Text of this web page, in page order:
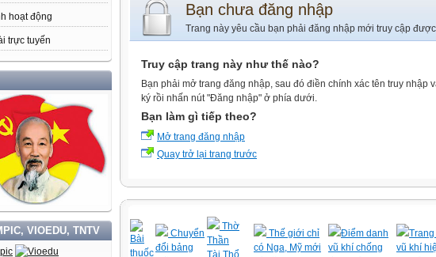
hoạt động
trực tuyến
HỌC TẬP VÀ LÀM THEO TƯ TƯỞNG, ĐẠO ĐỨC, PHONG CÁCH HỒ CHÍ MINH
VIOEDU, TNTV
Bạn chưa đăng nhập
Trang này yêu cầu bạn phải đăng nhập mới truy cập
Truy cập trang này như thế nào?
Bạn phải mở trang đăng nhập, sau đó điền chính xác tên truy nhập
ký rồi nhấn nút "Đăng nhập" ở phía dưới.
Bạn làm gì tiếp theo?
Mở trang đăng nhập
Quay trở lại trang trước
Bài
thuốc
Chuyển
đổi bảng
Thờ
Thần
Tài,Thổ
Thế giới chỉ
có Nga, Mỹ mới
Điểm danh
vũ khí chống
Trang
vũ khí